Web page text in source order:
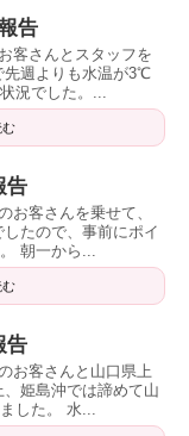
告
客さんとスタッフを
先週よりも水温が3℃
況でした。...
告
お客さんを乗せて、
たので、事前にポイ
朝一から...
告
お客さんと山口県上
姫島沖では諦めて山
した。 水...